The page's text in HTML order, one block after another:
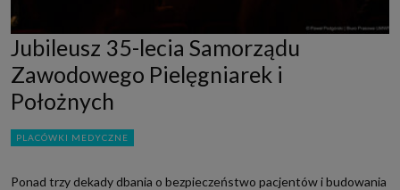
Jubileusz 35-lecia Samorządu
Zawodowego Pielęgniarek i
Położnych
PLACÓWKI MEDYCZNE
Ponad trzy dekady dbania o bezpieczeństwo pacjentów i budowania